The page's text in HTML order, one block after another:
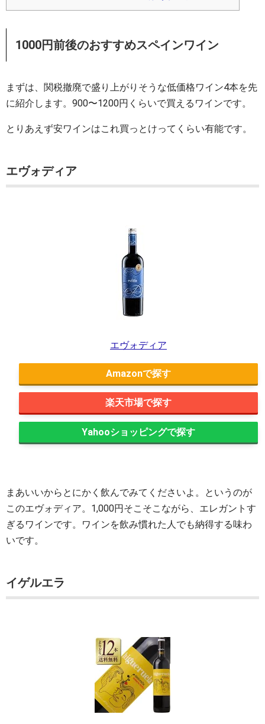
1000円前後のおすすめスペインワイン
まずは、関税撤廃で盛り上がりそうな低価格ワイン4本を先
に紹介します。900〜1200円くらいで買えるワインです。
とりあえず安ワインはこれ買っとけってくらい有能です。
エヴォディア
エヴォディア
Amazon
楽天市場
Yahooショッピング
まあいいからとにかく飲んでみてくださいよ。というのが
このエヴォディア。1,000円そこそこながら、エレガントす
ぎるワインです。ワインを飲み慣れた人でも納得する味わ
いです。
イゲルエラ